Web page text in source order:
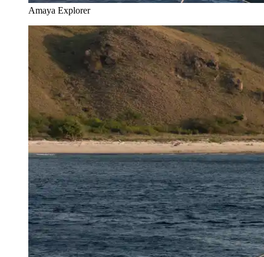
Amaya Explorer